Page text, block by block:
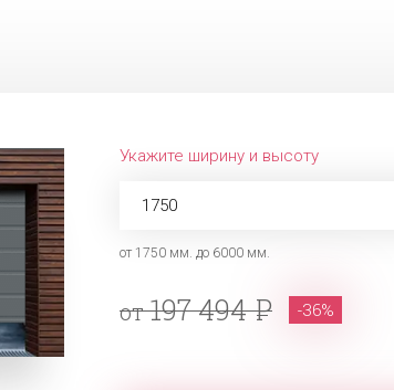
Укажите ширину и высоту
от 1750 мм. до 6000 мм.
от197 494 -36%